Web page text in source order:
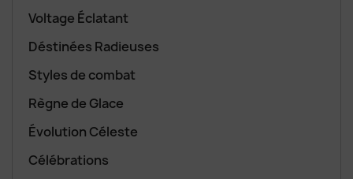
Voltage Éclatant
Déstinées Radieuses
Styles de combat
Règne de Glace
Évolution Céleste
Célébrations